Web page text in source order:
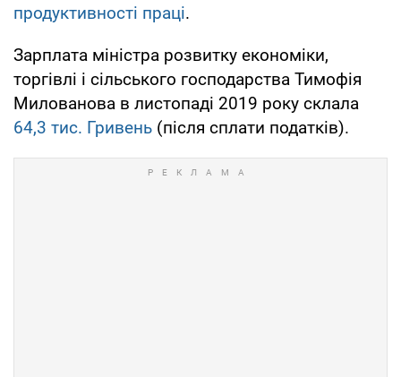
продуктивності праці.
Зарплата міністра розвитку економіки,
торгівлі і сільського господарства Тимофія
Милованова в листопаді 2019 року склала
64,3 тис. Гривень (після сплати податків).